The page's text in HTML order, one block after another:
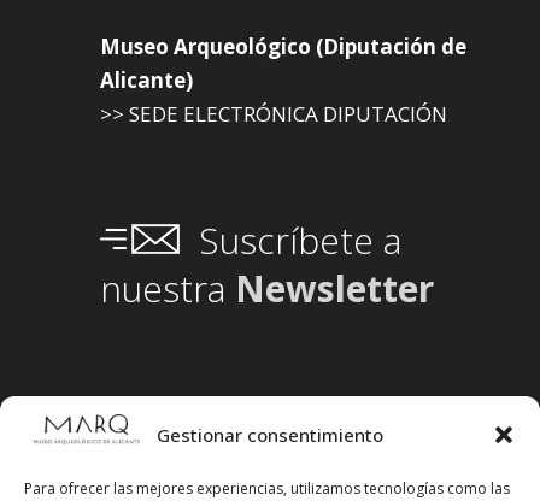
Gestionar consentimiento
Para ofrecer las mejores experiencias, utilizamos tecnologías como las
Museo Arqueológico (Diputación de
Alicante)
>> SEDE ELECTRÓNICA DIPUTACIÓN
Suscríbete a
nuestra Newsletter